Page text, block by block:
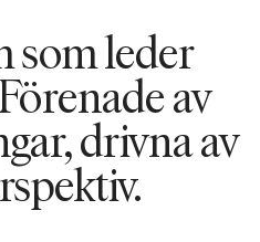
som leder
av
drivna av